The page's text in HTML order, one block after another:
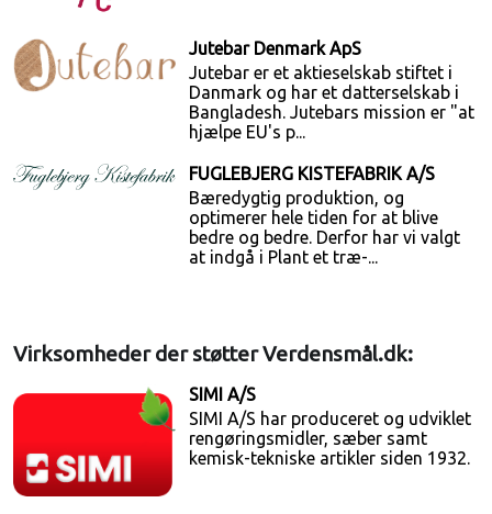
Jutebar Denmark ApS
Jutebar er et aktieselskab stiftet i
Danmark og har et datterselskab i
Bangladesh. Jutebars mission er "at
hjælpe EU's p...
FUGLEBJERG KISTEFABRIK A/S
Bæredygtig produktion, og
optimerer hele tiden for at blive
bedre og bedre. Derfor har vi valgt
at indgå i Plant et træ-...
Virksomheder der støtter Verdensmål.dk:
SIMI A/S
SIMI A/S har produceret og udviklet
rengøringsmidler, sæber samt
kemisk-tekniske artikler siden 1932.